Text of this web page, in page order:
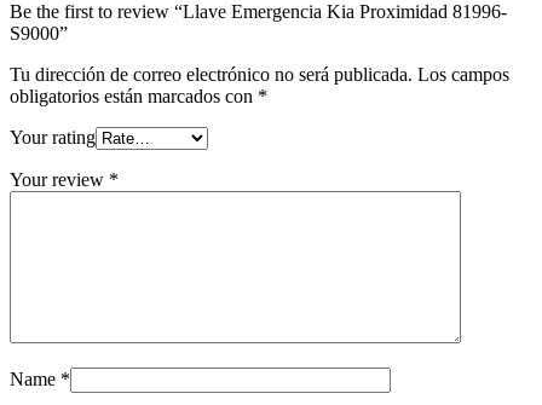
Be the first to review “Llave Emergencia Kia Proximidad 81996-
S9000”
Tu dirección de correo electrónico no será publicada. Los campos
obligatorios están marcados con *
Your rating
Your review *
Name *